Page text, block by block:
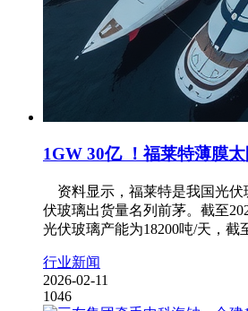
1GW 30亿 ！福莱特薄膜
资料显示，福莱特是我国光伏
伏玻璃出货量名列前茅。截至
光伏玻璃产能为18200吨/天，截
行业新闻
2026-02-11
1046